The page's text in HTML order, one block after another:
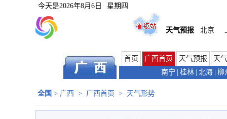
今天是2026年8月6日 星期四
天气预报 北京
首页 广西首页 天气预报
天
南宁
桂林 北海 柳
全国 > 广西 > 广西首页 > 天气形势